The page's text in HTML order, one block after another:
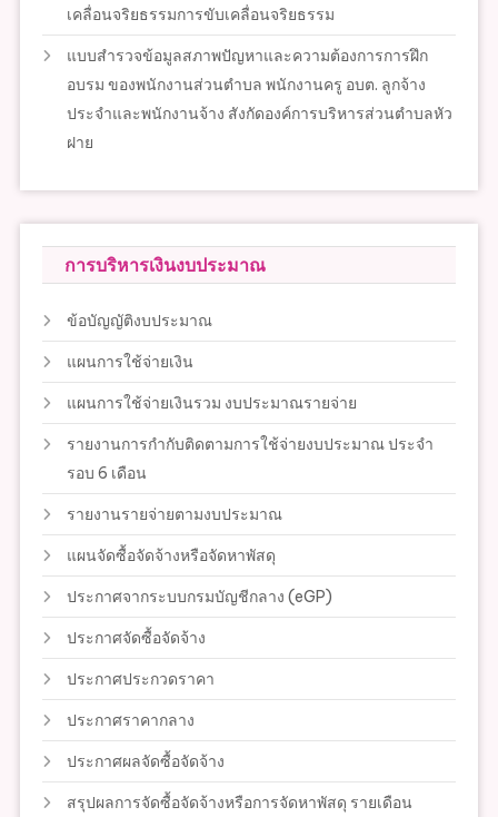
เคลื่อนจริยธรรมการขับเคลื่อนจริยธรรม
แบบสำรวจข้อมูลสภาพปัญหาและความต้องการการฝึก
อบรม ของพนักงานส่วนตำบล พนักงานครู อบต. ลูกจ้าง
ประจำและพนักงานจ้าง สังกัดองค์การบริหารส่วนตำบลหัว
ฝาย
การบริหารเงินงบประมาณ
ข้อบัญญัติงบประมาณ
แผนการใช้จ่ายเงิน
แผนการใช้จ่ายเงินรวม งบประมาณรายจ่าย
รายงานการกำกับติดตามการใช้จ่ายงบประมาณ ประจำ
รอบ 6 เดือน
รายงานรายจ่ายตามงบประมาณ
แผนจัดซื้อจัดจ้างหรือจัดหาพัสดุ
ประกาศจากระบบกรมบัญชีกลาง (eGP)
ประกาศจัดซื้อจัดจ้าง
ประกาศประกวดราคา
ประกาศราคากลาง
ประกาศผลจัดซื้อจัดจ้าง
สรุปผลการจัดซื้อจัดจ้างหรือการจัดหาพัสดุ รายเดือน